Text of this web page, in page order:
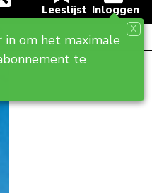
in om het maximale
te
X